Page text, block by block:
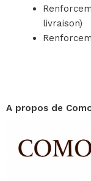
livraison)
A propos de